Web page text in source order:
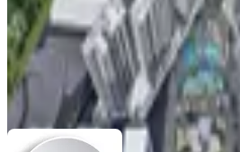
Win Gayrimenkul Win Gayrimenkul